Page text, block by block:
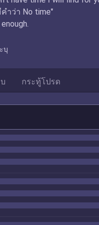
ำว่า No time"
บุ
กระทู้โปรด